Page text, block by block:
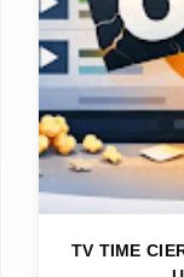
TV TIME